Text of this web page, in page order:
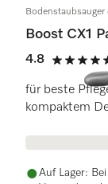
Bodenstaubsauger
Boost CX1
4.8
4.8
für beste
kompaktem
Auf Lager: